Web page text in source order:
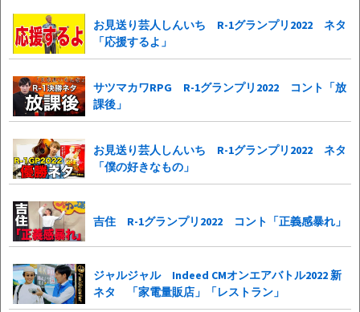
お見送り芸人しんいち R-1グランプリ2022 ネタ
「応援するよ」
サツマカワRPG R-1グランプリ2022 コント「放
課後」
お見送り芸人しんいち R-1グランプリ2022 ネタ
「僕の好きなもの」
吉住 R-1グランプリ2022 コント「正義感暴れ」
ジャルジャル Indeed CMオンエアバトル2022 新
ネタ 「家電量販店」「レストラン」